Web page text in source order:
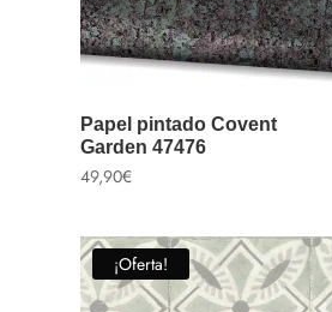
Papel pintado Covent
Garden 47476
49,90€
¡Oferta!